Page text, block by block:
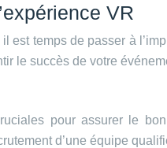
VR
est temps de passer à
le succès de votre
pour assurer le
d’une équipe